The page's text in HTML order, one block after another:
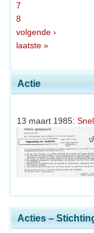
Actie
13 maart 1985:
Acties –
7
8
volgende ›
laatste »